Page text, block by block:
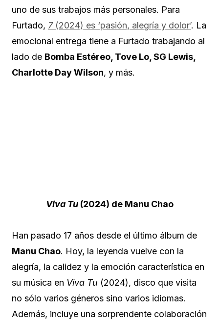
uno de sus trabajos más personales. Para
Furtado, 7 (2024) es ‘pasión, alegría y dolor’. La
emocional entrega tiene a Furtado trabajando al
lado de Bomba Estéreo, Tove Lo, SG Lewis,
Charlotte Day Wilson, y más.
Viva Tu(2024) de Manu Chao
Han pasado 17 años desde el último álbum de
Manu Chao. Hoy, la leyenda vuelve con la
alegría, la calidez y la emoción característica en
su música en Viva Tu (2024), disco que visita
no sólo varios géneros sino varios idiomas.
Además, incluye una sorprendente colaboración